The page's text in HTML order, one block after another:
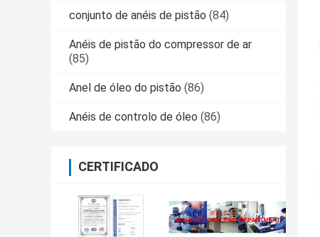
conjunto de anéis de pistão (84)
Anéis de pistão do compressor de ar
(85)
Anel de óleo do pistão (86)
Anéis de controlo de óleo (86)
CERTIFICADO